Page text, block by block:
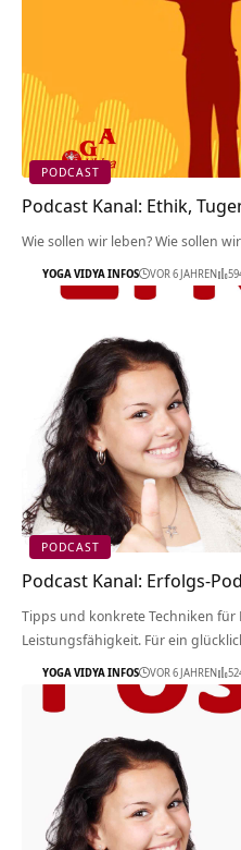
PODCAST
Podcast Kanal: Ethik,
Wie sollen wir leben? Wie sollen
YOGA VIDYA INFOS VOR 6 JAHREN
PODCAST
Podcast Kanal: Erfolgs-
Tipps und konkrete Techniken
Leistungsfähigkeit. Für ein
YOGA VIDYA INFOS VOR 6 JAHREN